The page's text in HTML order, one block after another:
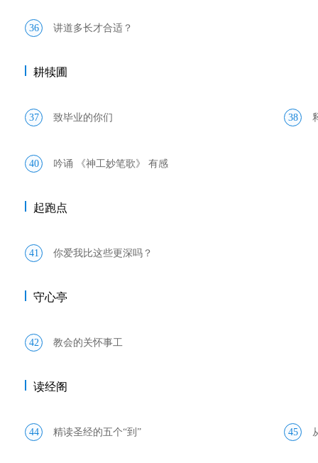
36 讲道多长才合适？
耕犊圃
37 致毕业的你们 38
40 吟诵 《神工妙笔歌》 有感
起跑点
41 你爱我比这些更深吗？
守心亭
42 教会的关怀事工
读经阁
44 精读圣经的五个“到” 45